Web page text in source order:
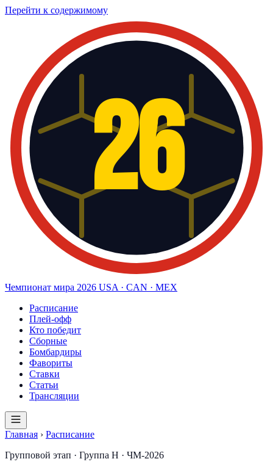
Перейти к содержимому
26
Чемпионат мира 2026 USA · CAN · MEX
Расписание
Плей-офф
Кто победит
Сборные
Бомбардиры
Фавориты
Ставки
Статьи
Трансляции
Главная › Расписание
Групповой этап · Группа H · ЧМ-2026